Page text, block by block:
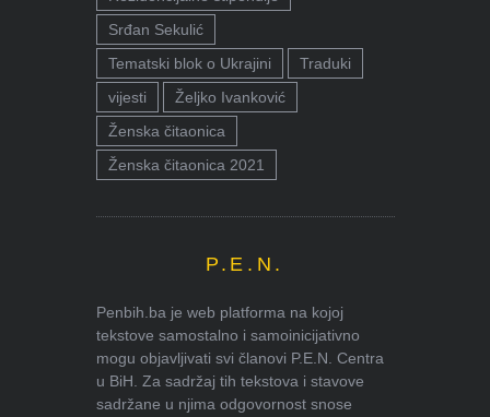
Srđan Sekulić
Tematski blok o Ukrajini
Traduki
vijesti
Željko Ivanković
Ženska čitaonica
Ženska čitaonica 2021
P.E.N.
Penbih.ba je web platforma na kojoj
tekstove samostalno i samoinicijativno
mogu objavljivati svi članovi P.E.N. Centra
u BiH. Za sadržaj tih tekstova i stavove
sadržane u njima odgovornost snose